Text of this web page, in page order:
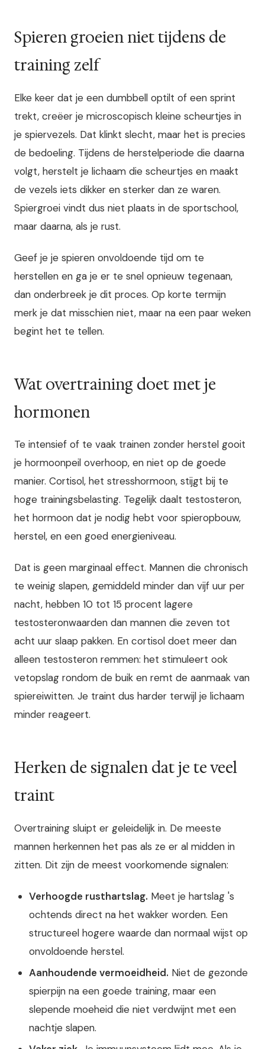
Spieren groeien niet tijdens de
training zelf
Elke keer dat je een dumbbell optilt of een sprint
trekt, creëer je microscopisch kleine scheurtjes in
je spiervezels. Dat klinkt slecht, maar het is precies
de bedoeling. Tijdens de herstelperiode die daarna
volgt, herstelt je lichaam die scheurtjes en maakt
de vezels iets dikker en sterker dan ze waren.
Spiergroei vindt dus niet plaats in de sportschool,
maar daarna, als je rust.
Geef je je spieren onvoldoende tijd om te
herstellen en ga je er te snel opnieuw tegenaan,
dan onderbreek je dit proces. Op korte termijn
merk je dat misschien niet, maar na een paar weken
begint het te tellen.
Wat overtraining doet met je
hormonen
Te intensief of te vaak trainen zonder herstel gooit
je hormoonpeil overhoop, en niet op de goede
manier. Cortisol, het stresshormoon, stijgt bij te
hoge trainingsbelasting. Tegelijk daalt testosteron,
het hormoon dat je nodig hebt voor spieropbouw,
herstel, en een goed energieniveau.
Dat is geen marginaal effect. Mannen die chronisch
te weinig slapen, gemiddeld minder dan vijf uur per
nacht, hebben 10 tot 15 procent lagere
testosteronwaarden dan mannen die zeven tot
acht uur slaap pakken. En cortisol doet meer dan
alleen testosteron remmen: het stimuleert ook
vetopslag rondom de buik en remt de aanmaak van
spiereiwitten. Je traint dus harder terwijl je lichaam
minder reageert.
Herken de signalen dat je te veel
traint
Overtraining sluipt er geleidelijk in. De meeste
mannen herkennen het pas als ze er al midden in
zitten. Dit zijn de meest voorkomende signalen:
Verhoogde rusthartslag. Meet je hartslag 's
ochtends direct na het wakker worden. Een
structureel hogere waarde dan normaal wijst op
onvoldoende herstel.
Aanhoudende vermoeidheid. Niet de gezonde
spierpijn na een goede training, maar een
slepende moeheid die niet verdwijnt met een
nachtje slapen.